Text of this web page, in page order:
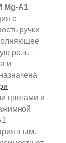
Mg-A1
с
ручки
роль –
и
цветами и